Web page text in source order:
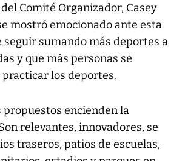
Comité Organizador, Casey
mostró emocionado ante esta
seguir sumando más deportes a
y que más personas se
los deportes.
propuestos encienden la
relevantes, innovadores, se
traseros, patios de escuelas,